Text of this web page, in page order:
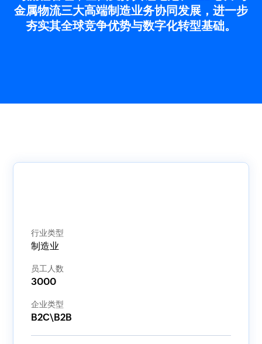
金属物流三大高端制造业务协同发展，进一步
夯实其全球竞争优势与数字化转型基础。
行业类型
制造业
员工人数
3000
企业类型
B2C\B2B